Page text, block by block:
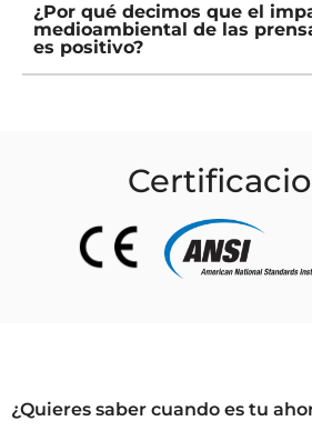
¿Por qué decimos que el
medioambiental de las
es positivo?
¿Quieres saber cuando es tu